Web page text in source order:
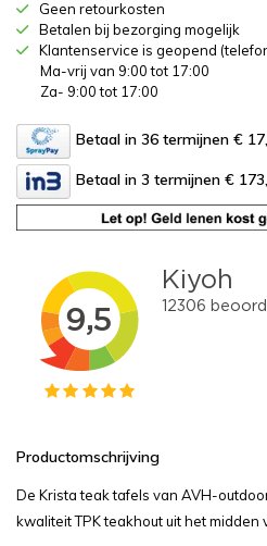
Geen retourkosten
Betalen bij bezorging mogelijk
Klantenservice is geopend
Ma-vrij van 9:00 tot 17:00
Za- 9:00 tot 17:00
Betaal in 36 termijnen €
Betaal in 3 termijnen €
Productomschrijving
De Krista teak tafels van AVH-
kwaliteit TPK teakhout uit het midden